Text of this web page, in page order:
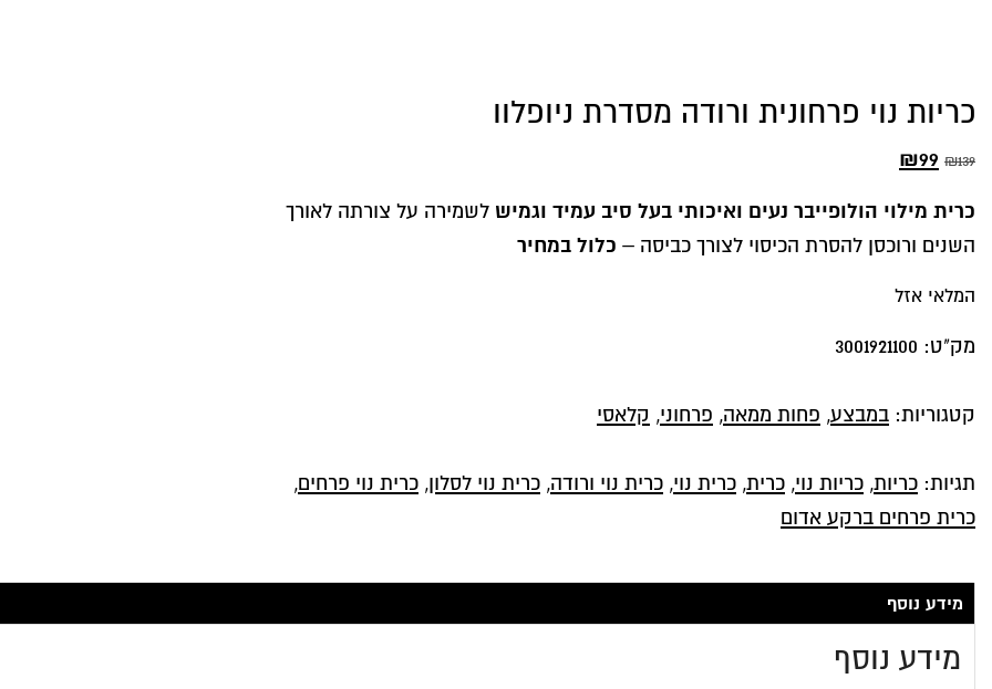
כריות נוי פרחונית ורודה מסדרת ניופלוו
₪139
המחיר
₪99
₪99.
כרית מילוי הולופייבר נעים ואיכותי בעל סיב עמיד וגמיש לשמירה על צורתה לאורך
השנים ורוכסן להסרת הכיסוי לצורך כביסה – כלול במחיר
המלאי אזל
מק"ט: 3001921100
קטגוריות: במבצע, פחות ממאה, פרחוני, קלאסי
תגיות: כריות, כריות נוי, כרית, כרית נוי, כרית נוי ורודה, כרית נוי לסלון, כרית נוי פרחים,
כרית פרחים ברקע אדום
מידע נוסף
מידע נוסף